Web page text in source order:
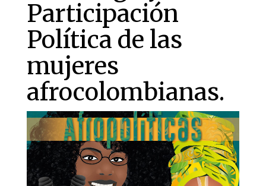
Participación
Política de las
mujeres
afrocolombianas.